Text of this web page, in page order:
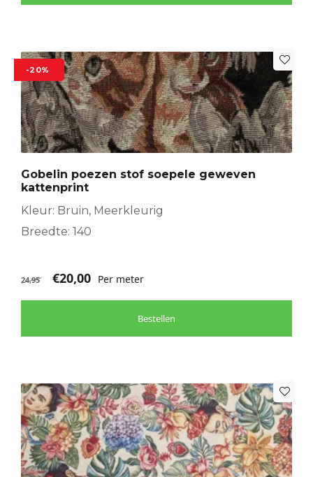
-20%
Gobelin poezen stof soepele geweven
kattenprint
Kleur: Bruin, Meerkleurig
Breedte: 140
24,95 €20,00 Per meter
Bestellen